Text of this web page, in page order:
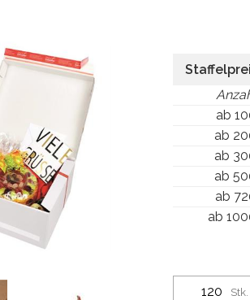
ab
ab
ab
ab
ab
ab
Stk.